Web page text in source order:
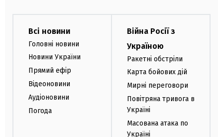
Всі новини
Головні новини
Новини України
Прямий ефір
Відеоновини
Аудіоновини
Погода
Війна Росії з
Україною
Ракетні обстріли
Карта бойових дій
Мирні переговори
Повітряна тривога в
Україні
Масована атака по
Україні